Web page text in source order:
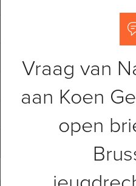
Vraag van
aan Koen
open